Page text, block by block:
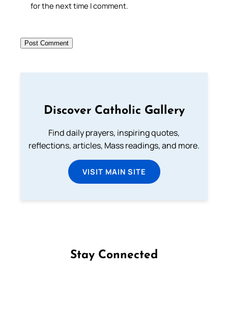
for the next time I comment.
Discover Catholic Gallery
Find daily prayers, inspiring quotes,
reflections, articles, Mass readings, and more.
VISIT MAIN SITE
Stay Connected